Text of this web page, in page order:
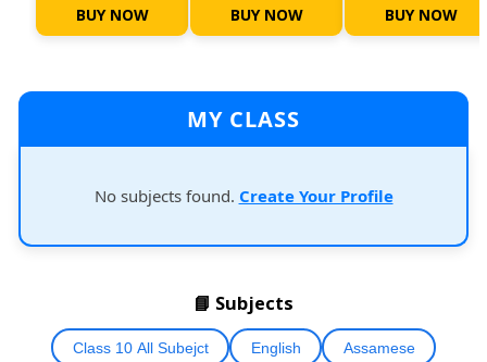
BUY NOW BUY NOW BUY NOW
MY CLASS
No subjects found. Create Your Profile
📘 Subjects
Class 10 All Subejct English Assamese